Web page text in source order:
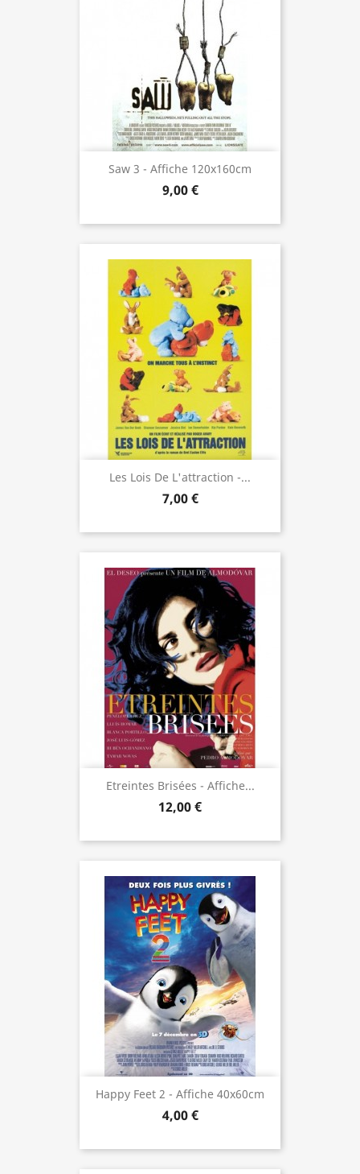
Saw 3 - Affiche 120x160cm
9,00 €
Les Lois De L'attraction -...
7,00 €
Etreintes Brisées - Affiche...
12,00 €
Happy Feet 2 - Affiche 40x60cm
4,00 €